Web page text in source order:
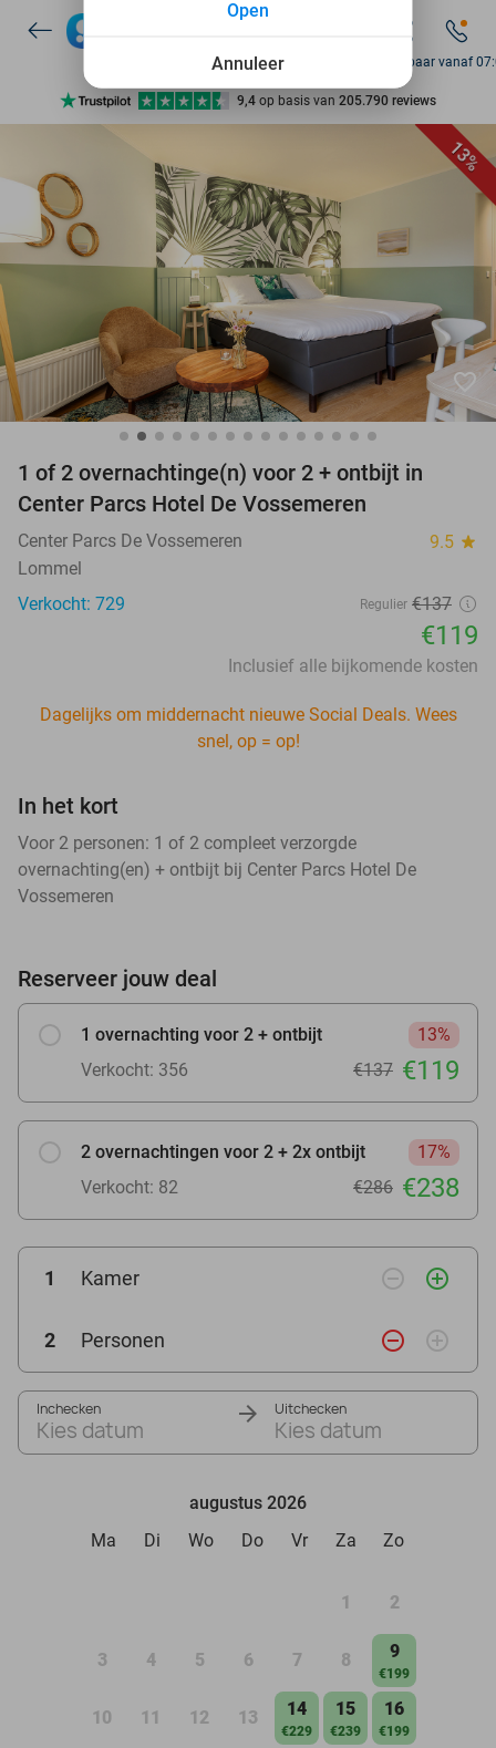
7 dagen per week beschikbaar
10+ miljoen leden
9,4 op basis van 205.790 reviews
7 dagen per week beschikbaar
10+ miljoen leden
Bereikbaar vanaf
13%
favorite_border
1 of 2 overnachtinge(n) voor 2 + ontbijt in
Center Parcs Hotel De Vossemeren
Center Parcs De Vossemeren 9.5 star
Lommel
Verkocht: 729
Regulier €137
€119
Inclusief alle bijkomende kosten
Dagelijks om middernacht nieuwe Social Deals. Wees
snel, op = op!
In het kort
Voor 2 personen: 1 of 2 compleet verzorgde
overnachting(en) + ontbijt bij Center Parcs Hotel De
Vossemeren
Reserveer jouw deal
1 overnachting voor 2 + ontbijt
13%
Verkocht: 356
€137 €119
2 overnachtingen voor 2 + 2x ontbijt
17%
Verkocht: 82
€286 €238
1 Kamer remove_circle_outline add_circle_outline
2 Personen remove_circle_outline add_circle_outline
Inchecken
Kies datum
Uitchecken
Kies datum
augustus 2026
Ma
Di Wo Do Vr Za Zo
1 2
3 4 5 6 7 8 9
€199
10 11 12 13 14
€229
15
€239
16
€199
Annuleer
Open